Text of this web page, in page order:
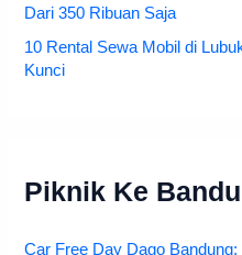
Dari 350 Ribuan Saja
10 Rental Sewa Mobil di
Kunci
Piknik Ke
Car Free Day Dago